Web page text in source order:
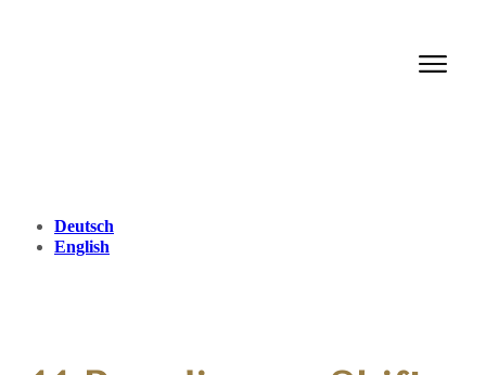
Deutsch
English